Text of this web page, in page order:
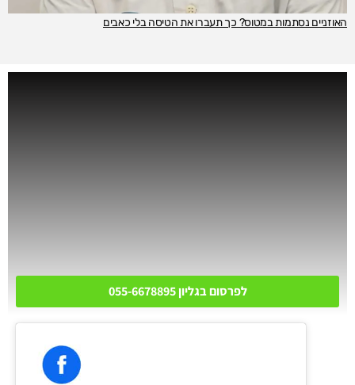
האוזניים נסתמות במטוס? כך תעברו את הטיסה בלי כאבים
לפרסום בגליון 055-6678895